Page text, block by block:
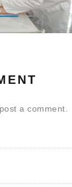
a comment.